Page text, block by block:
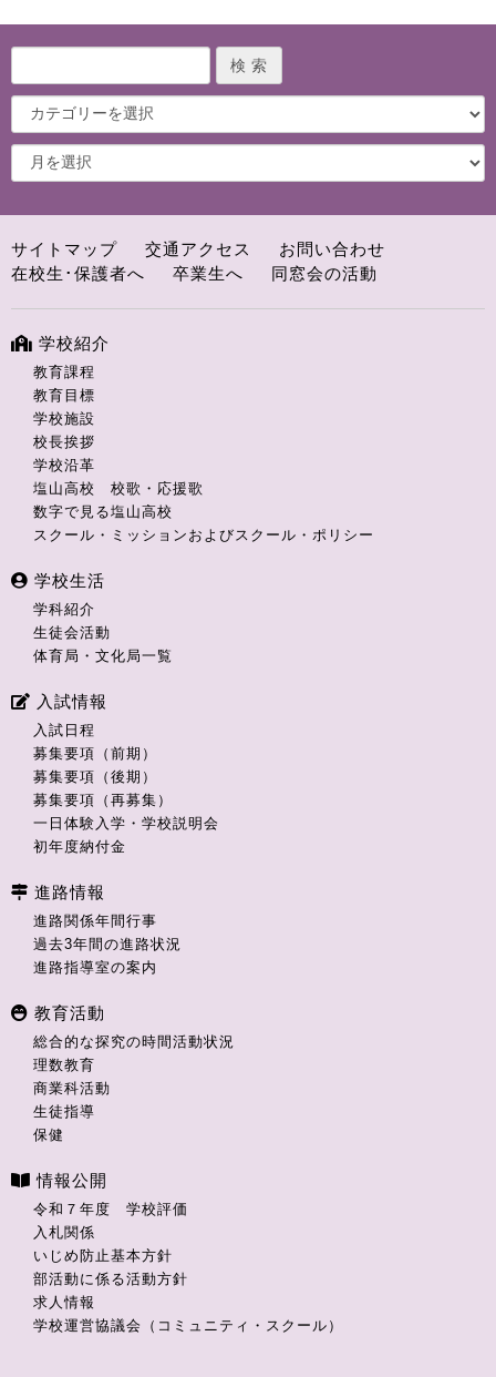
サイトマップ 交通アクセス
お問い合わせ
在校生･保護者へ
卒業生へ 同窓会の活動
学校紹介
教育課程
教育目標
学校施設
校長挨拶
学校沿革
塩山高校 校歌・応援歌
数字で見る塩山高校
スクール・ミッションおよびスクール・ポリシー
学校生活
学科紹介
生徒会活動
体育局・文化局一覧
入試情報
入試日程
募集要項（前期）
募集要項（後期）
募集要項（再募集）
一日体験入学・学校説明会
初年度納付金
進路情報
進路関係年間行事
過去3年間の進路状況
進路指導室の案内
教育活動
総合的な探究の時間活動状況
理数教育
商業科活動
生徒指導
保健
情報公開
令和７年度 学校評価
入札関係
いじめ防止基本方針
部活動に係る活動方針
求人情報
学校運営協議会（コミュニティ・スクール）